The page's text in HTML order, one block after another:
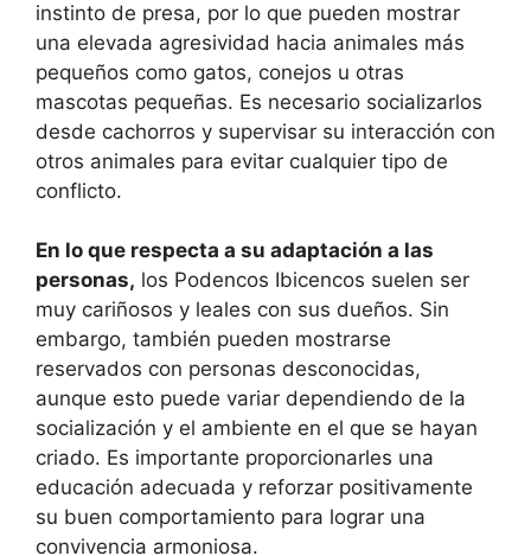
instinto de presa, por lo que pueden mostrar
una elevada agresividad hacia animales más
pequeños como gatos, conejos u otras
mascotas pequeñas. Es necesario socializarlos
desde cachorros y supervisar su interacción con
otros animales para evitar cualquier tipo de
conflicto.
En lo que respecta a su adaptación a las
personas, los Podencos Ibicencos suelen ser
muy cariñosos y leales con sus dueños. Sin
embargo, también pueden mostrarse
reservados con personas desconocidas,
aunque esto puede variar dependiendo de la
socialización y el ambiente en el que se hayan
criado. Es importante proporcionarles una
educación adecuada y reforzar positivamente
su buen comportamiento para lograr una
convivencia armoniosa.